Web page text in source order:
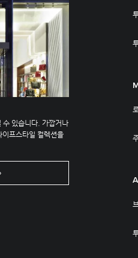
있습니다. 가깝거나
프스타일 컬렉션을